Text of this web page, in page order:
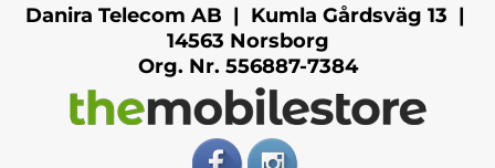
Danira Telecom AB | Kumla Gårdsväg 13 |
14563 Norsborg
Org. Nr. 556887-7384